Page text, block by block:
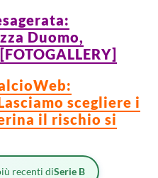
Duomo,
scegliere i
il rischio si
recenti diSerie B